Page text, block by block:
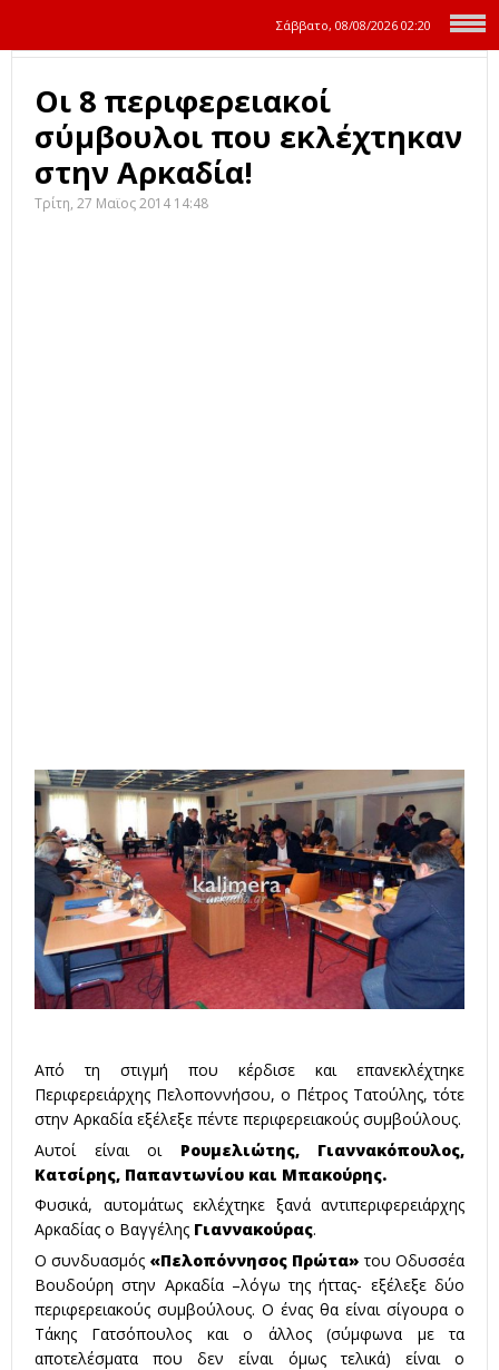
Σάββατο, 08/08/2026 02:20
Οι 8 περιφερειακοί
σύμβουλοι που εκλέχτηκαν
στην Αρκαδία!
Τρίτη, 27 Μαϊος 2014 14:48
Από τη στιγμή που κέρδισε και επανεκλέχτηκε
Περιφερειάρχης Πελοποννήσου, ο Πέτρος Τατούλης, τότε
στην Αρκαδία εξέλεξε πέντε περιφερειακούς συμβούλους.
Αυτοί είναι οι Ρουμελιώτης, Γιαννακόπουλος,
Κατσίρης, Παπαντωνίου και Μπακούρης.
Φυσικά, αυτομάτως εκλέχτηκε ξανά αντιπεριφερειάρχης
Αρκαδίας ο Βαγγέλης Γιαννακούρας.
Ο συνδυασμός «Πελοπόννησος Πρώτα» του Οδυσσέα
Βουδούρη στην Αρκαδία –λόγω της ήττας- εξέλεξε δύο
περιφερειακούς συμβούλους. Ο ένας θα είναι σίγουρα ο
Τάκης Γατσόπουλος και ο άλλος (σύμφωνα με τα
αποτελέσματα που δεν είναι όμως τελικά) είναι ο